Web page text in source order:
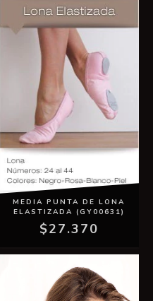
MEDIA PUNTA DE LONA
ELASTIZADA (GY00631)
$27.370